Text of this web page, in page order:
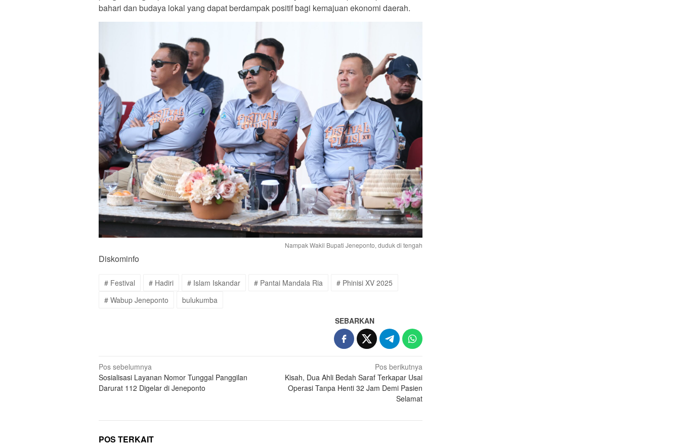
bahari dan budaya lokal yang dapat berdampak positif bagi kemajuan ekonomi daerah.
Nampak Wakil Bupati Jeneponto, duduk di tengah
Diskominfo
# Festival # Hadiri # Islam Iskandar # Pantai Mandala Ria
# Phinisi XV 2025
# Wabup Jeneponto
bulukumba
SEBARKAN
Navigasi
pos
Pos sebelumnya
Sosialisasi Layanan Nomor Tunggal Panggilan
Darurat 112 Digelar di Jeneponto
Pos berikutnya
Kisah, Dua Ahli Bedah Saraf Terkapar Usai
Operasi Tanpa Henti 32 Jam Demi Pasien
Selamat
POS TERKAIT